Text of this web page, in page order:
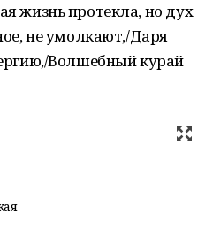
жизнь протекла, но дух
не умолкают,/Даря
Волшебный курай